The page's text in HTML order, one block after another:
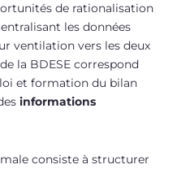
de rationalisation
les données
ventilation vers les deux
la BDESE correspond
et formation du bilan
informations
consiste à structurer